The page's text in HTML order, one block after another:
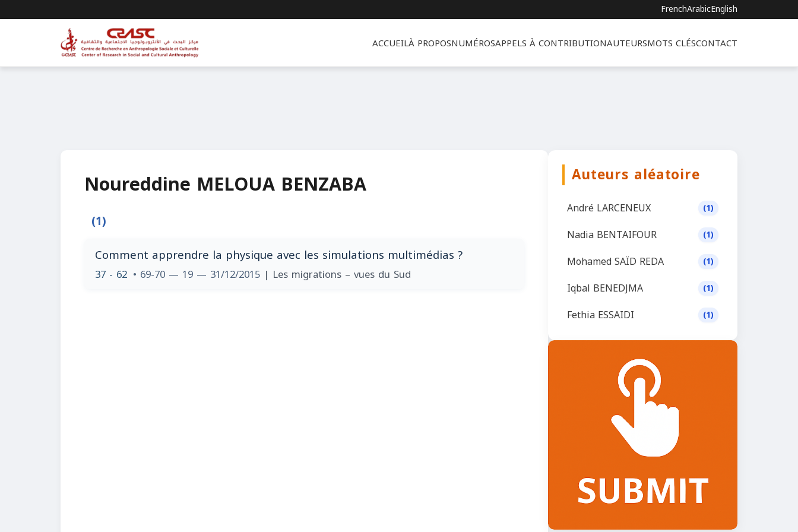
FrenchArabicEnglish
ACCUEILÀ PROPOSNUMÉROSAPPELS À CONTRIBUTIONAUTEURSMOTS CLÉSCONTACT
Noureddine MELOUA BENZABA
(1)
Comment apprendre la physique avec les simulations multimédias ?
37 - 62 • 69-70 — 19 — 31/12/2015 | Les migrations – vues du Sud
Auteurs aléatoire
André LARCENEUX (1)
Nadia BENTAIFOUR (1)
Mohamed SAÏD REDA (1)
Iqbal BENEDJMA (1)
Fethia ESSAIDI (1)